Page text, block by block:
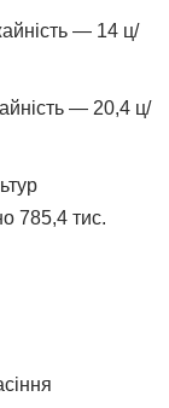
— 14 ц/
— 20,4 ц/
785,4 тис.